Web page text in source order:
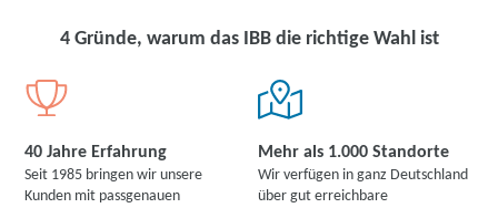
4 Gründe, warum das IBB die richtige Wahl ist
40 Jahre Erfahrung
Seit 1985 bringen wir unsere
Kunden mit passgenauen
Mehr als 1.000 Standorte
Wir verfügen in ganz Deutschland
über gut erreichbare